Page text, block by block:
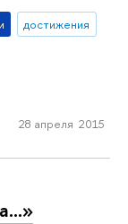
достижения
28 апреля 2015